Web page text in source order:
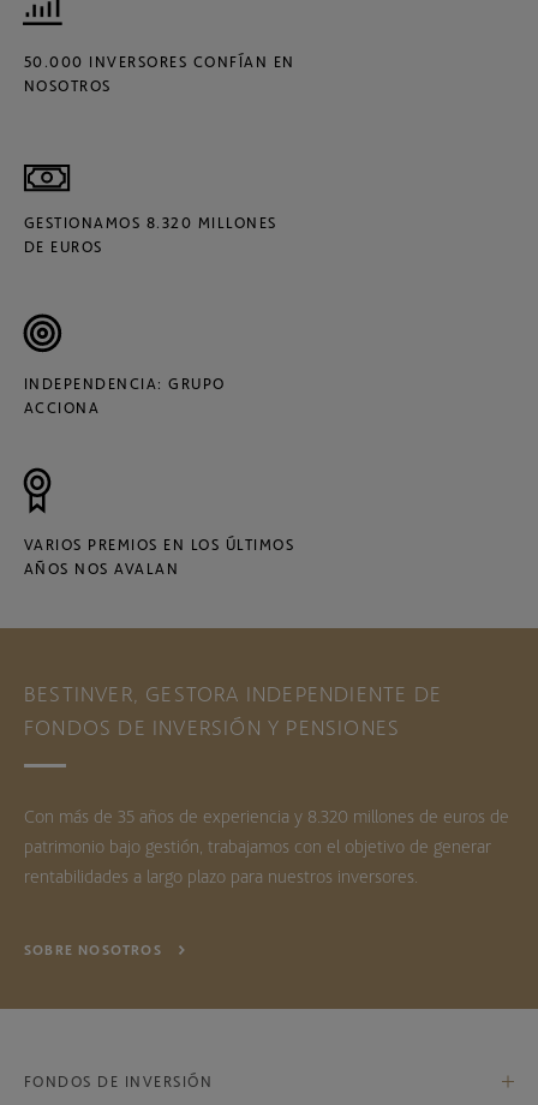
50.000 INVERSORES CONFÍAN EN
NOSOTROS
GESTIONAMOS 8.320 MILLONES
DE EUROS
INDEPENDENCIA: GRUPO
ACCIONA
VARIOS PREMIOS EN LOS ÚLTIMOS
AÑOS NOS AVALAN
BESTINVER, GESTORA INDEPENDIENTE DE
FONDOS DE INVERSIÓN Y PENSIONES
Con más de 35 años de experiencia y 8.320 millones de euros de
patrimonio bajo gestión, trabajamos con el objetivo de generar
rentabilidades a largo plazo para nuestros inversores.
SOBRE NOSOTROS
FONDOS DE INVERSIÓN